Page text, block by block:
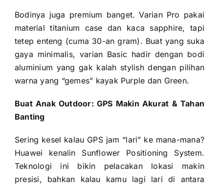
Bodinya juga premium banget. Varian Pro pakai
material titanium case dan kaca sapphire, tapi
tetep enteng (cuma 30-an gram). Buat yang suka
gaya minimalis, varian Basic hadir dengan bodi
aluminium yang gak kalah stylish dengan pilihan
warna yang “gemes” kayak Purple dan Green.
Buat Anak Outdoor: GPS Makin Akurat & Tahan
Banting
Sering kesel kalau GPS jam “lari” ke mana-mana?
Huawei kenalin Sunflower Positioning System.
Teknologi ini bikin pelacakan lokasi makin
presisi, bahkan kalau kamu lagi lari di antara